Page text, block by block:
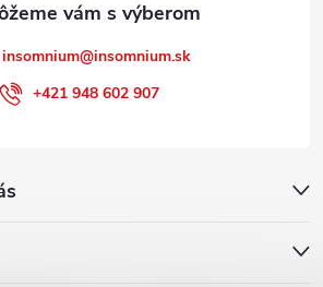
insomnium@insomnium.sk
+421 948 602 907